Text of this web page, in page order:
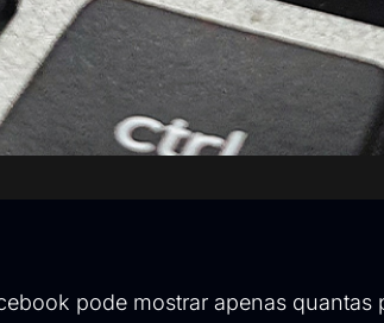
pode mostrar apenas quantas